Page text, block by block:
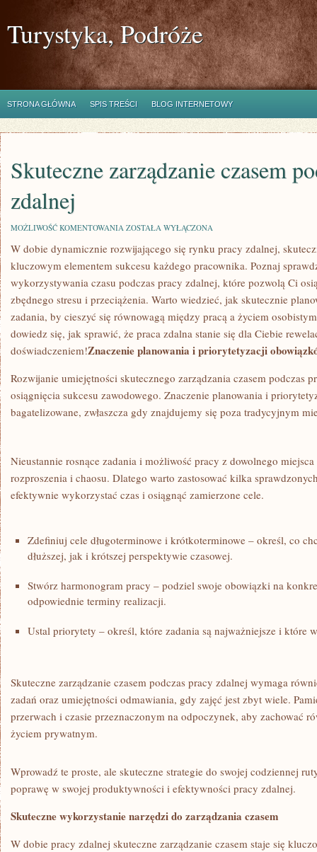
Turystyka, Podróże
STRONA GŁÓWNA SPIS TREŚCI BLOG INTERNETOWY
Skuteczne zarządzanie czasem
zdalnej
MOŻLIWOŚĆ KOMENTOWANIA SKUTECZNE
CZASEM
PODCZAS
PRACY
ZDALNEJ
ZOSTAŁA WYŁĄCZONA
W dobie dynamicznie ‍rozwijającego się rynku pracy zdalnej,
kluczowym elementem sukcesu każdego pracownika. ⁣Poznaj
wykorzystywania ⁢czasu podczas⁢ pracy ⁤zdalnej, ‌które pozwolą⁤ Ci
zbędnego stresu i przeciążenia. Warto wiedzieć, jak skutecznie
⁤zadania, by cieszyć się równowagą między pracą a życiem
dowiedz się, jak sprawić, że praca zdalna stanie się dla Ciebie
doświadczeniem!Znaczenie planowania i priorytetyzacji
Rozwijanie ⁤umiejętności skutecznego zarządzania czasem ​podczas
⁤osiągnięcia sukcesu ⁢zawodowego. ​Znaczenie planowania i
bagatelizowane, zwłaszcza gdy znajdujemy się poza tradycyjnym
Nieustannie rosnące zadania i możliwość pracy z dowolnego​
rozproszenia i chaosu. ⁤Dlatego warto zastosować kilka
efektywnie wykorzystać czas i osiągnąć zamierzone cele.
Zdefiniuj cele długoterminowe‌ i⁤ krótkoterminowe – określ, co
dłuższej,⁢ jak‌ i krótszej perspektywie czasowej.
Stwórz ⁣harmonogram pracy – podziel swoje obowiązki na⁣
odpowiednie terminy realizacji.
Ustal‍ priorytety – określ, które zadania‍ są najważniejsze i które
Skuteczne zarządzanie ⁤czasem podczas‍ pracy zdalnej wymaga
zadań oraz umiejętności odmawiania, gdy‌ zajęć jest‍ zbyt wiele.
przerwach ⁢i​ czasie przeznaczonym na odpoczynek, aby zachować
życiem⁤ prywatnym.
Wprowadź te proste, ale skuteczne strategie do swojej ⁤codziennej
poprawę w ⁢swojej produktywności i efektywności pracy zdalnej.
Skuteczne⁣ wykorzystanie narzędzi do zarządzania czasem
W dobie pracy‌ zdalnej skuteczne zarządzanie czasem staje się